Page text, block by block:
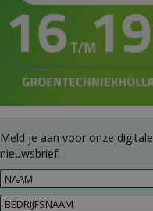
Meld je aan voor onze digitale
nieuwsbrief.